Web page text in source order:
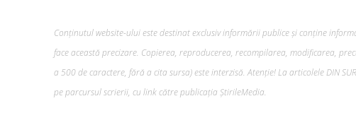
Conținutul website-ului este destinat exclusiv informării publice și conține
face această precizare. Copierea, reproducerea, recompilarea, modificarea,
a 500 de caractere, fără a cita sursa) este interzisă. Atenție! La articolele DIN
pe parcursul scrierii, cu link către publicația ȘtirileMedia.